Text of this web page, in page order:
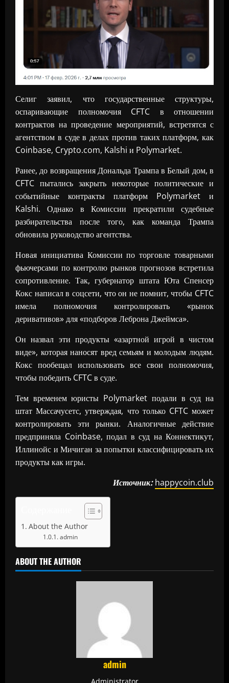
Селиг заявил, что государственные структуры,
оспаривающие полномочия CFTC в отношении
контрактов на проведение мероприятий, встретятся с
агентством в суде в делах против таких платформ, как
Coinbase, Crypto.com, Kalshi и Polymarket.
Ранее, до возвращения Дональда Трампа в Белый дом, в
CFTC пытались закрыть некоторые политические и
событийные контракты платформ Polymarket и
Kalshi. Однако в Комиссии прекратили судебные
разбирательства после того, как команда Трампа
обновила руководство агентства.
Новая инициатива Комиссии по торговле товарными
фьючерсами по контролю рынков прогнозов встретила
сопротивление. Так, губернатор штата Юта Спенсер
Кокс написал в соцсети, что он не помнит, чтобы CFTC
имела полномочия контролировать «рынок
деривативов» для «подборов Леброна Джеймса».
Он назвал эти продукты «азартной игрой в чистом
виде», которая наносят вред семьям и молодым людям.
Кокс пообещал использовать все свои полномочия,
чтобы победить CFTC в суде.
Тем временем юристы Polymarket подали в суд на
штат Массачусетс, утверждая, что только CFTC может
контролировать эти рынки. Аналогичные действие
предприняла Coinbase, подал в суд на Коннектикут,
Иллинойс и Мичиган за попытки классифицировать их
продукты как игры.
Источник: happycoin.club
About the Author
admin
ABOUT THE AUTHOR
admin
Administrator